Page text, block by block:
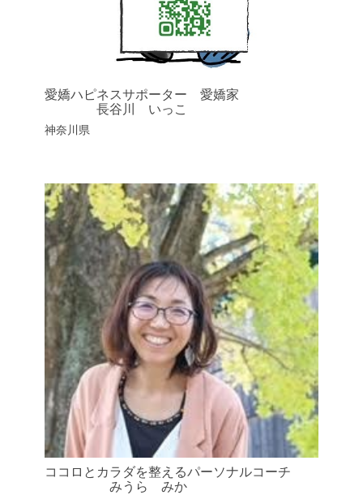
愛嬌ハピネスサポーター 愛嬌家
長谷川 いっこ
神奈川県
ココロとカラダを整えるパーソナルコーチ
みうら みか